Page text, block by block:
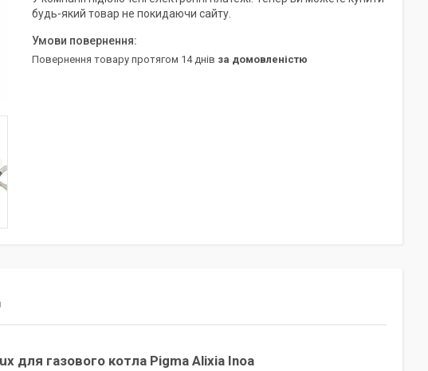
будь-який товар не покидаючи сайту.
повернення товару протягом 14 днів за домовленістю
для газового котла Pigma Alixia Inoa